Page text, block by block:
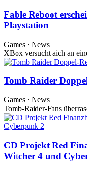
Fable Reboot
Playstation
Games · News
XBox versucht aich an
Tomb Raider
Games · News
Tomb-Raider-Fans
CD Projekt Red
Witcher 4 und